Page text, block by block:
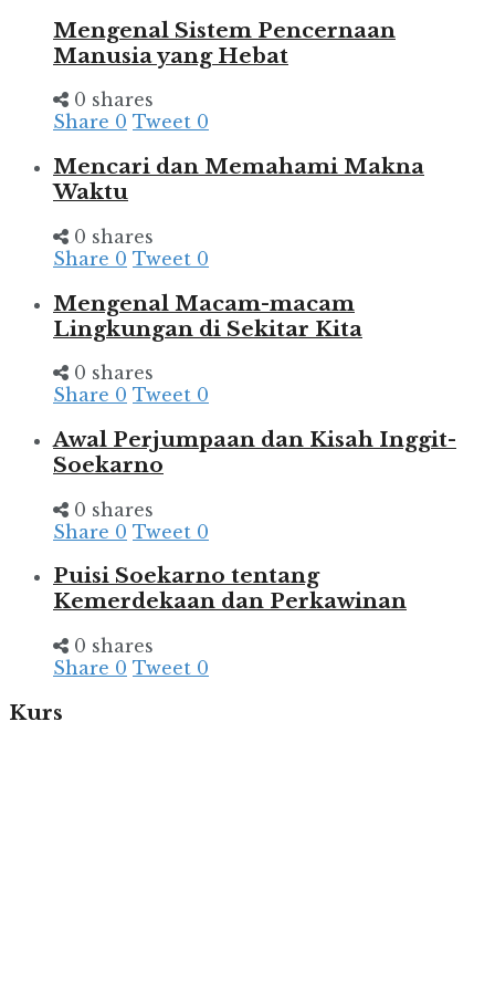
Mengenal Sistem Pencernaan
Manusia yang Hebat
0 shares
Share 0 Tweet 0
Mencari dan Memahami Makna
Waktu
0 shares
Share 0 Tweet 0
Mengenal Macam-macam
Lingkungan di Sekitar Kita
0 shares
Share 0 Tweet 0
Awal Perjumpaan dan Kisah Inggit-
Soekarno
0 shares
Share 0 Tweet 0
Puisi Soekarno tentang
Kemerdekaan dan Perkawinan
0 shares
Share 0 Tweet 0
Kurs